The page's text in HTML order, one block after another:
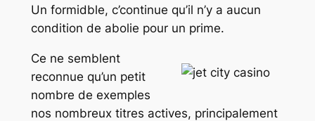
Un formidble, c’continue qu’il n’y a aucun
condition de abolie pour un prime.
Ce ne semblent
reconnue qu’un petit
nombre de exemples
nos nombreux titres actives, principalement